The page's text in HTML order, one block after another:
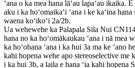
ʻana o ka mea hana lāʻau lapaʻau ikaika.
aku i ka hoʻomaikaʻi ʻana i ke kaʻina hana
waena koʻikoʻi 2a/2b.
Ua wehewehe ka Palapala Sila Nui
hana no ka hoʻomākaukau ʻana i nā mea
ka hoʻohana ʻana i ka hui 3a ma ke ʻano
kahi hopena wehe apo stereoselective me
i ka hui 3b, a laila e hana ʻia kahi hopena